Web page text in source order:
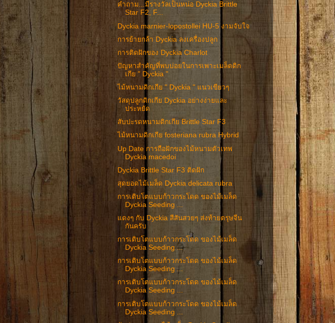
คำถาม...มีรางวัลเป็นหน่อ Dyckia Brittle
Star F2, F...
Dyckia marnier-lopostollei HU-5 งามจับใจ
การย้ายกล้า Dyckia ลงเครื่องปลูก
การติดฝักของ Dyckia Charlot
ปัญหาสำคัญที่พบบ่อยในการเพาะเมล็ดดิก
เกีย " Dyckia "
ไม้หนามดิกเกีย " Dyckia " แนวเขียวๆ
วัสดุปลูกดิกเกีย Dyckia อย่างง่ายและ
ประหยัด
สับปะรดหนามดิกเกีย Brittle Star F3
ไม้หนามดิกเกีย fosteriana rubra Hybrid
Up Date การถือฝักของไม้หนามตัวเทพ
Dyckia macedoi
Dyckia Brittle Star F3 ติดฝัก
สุดยอดไม้เมล็ด Dyckia delicata rubra
การเติบโตแบบก้าวกระโดด ของไม้เมล็ด
Dyckia Seeding ...
แดงๆ กับ Dyckia สีสันสวยๆ ส่งท้ายตรุษจีน
กันครับ
การเติบโตแบบก้าวกระโดด ของไม้เมล็ด
Dyckia Seeding ...
การเติบโตแบบก้าวกระโดด ของไม้เมล็ด
Dyckia Seeding ...
การเติบโตแบบก้าวกระโดด ของไม้เมล็ด
Dyckia Seeding ...
การเติบโตแบบก้าวกระโดด ของไม้เมล็ด
Dyckia Seeding ...